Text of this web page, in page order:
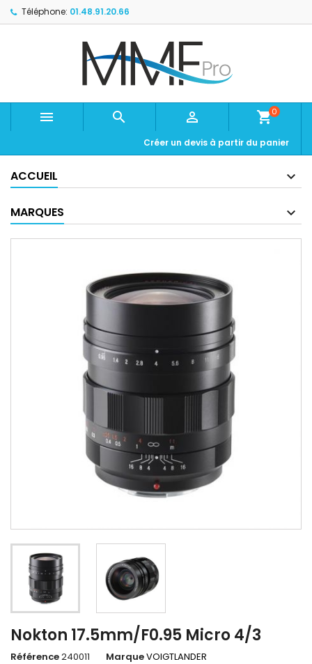
Téléphone: 01.48.91.20.66
   shopping_cart0
Créer un devis à partir du panier
ACCUEIL
MARQUES
Nokton 17.5mm/F0.95 Micro 4/3
Référence240011 MarqueVOIGTLANDER